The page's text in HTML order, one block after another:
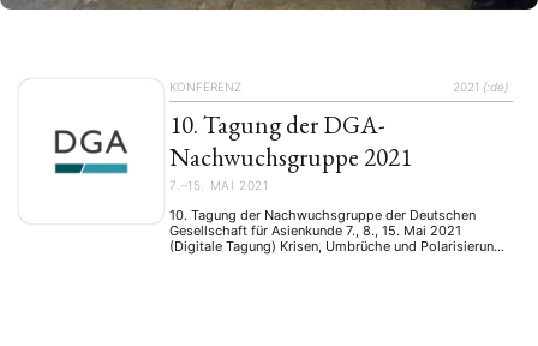
KONFERENZ 2021 {:de}
10. Tagung der DGA-
Nachwuchsgruppe 2021
7.–15. MAI 2021
10. Tagung der Nachwuchsgruppe der Deutschen
Gesellschaft für Asienkunde 7., 8., 15. Mai 2021
(Digitale Tagung) Krisen, Umbrüche und Polarisierung